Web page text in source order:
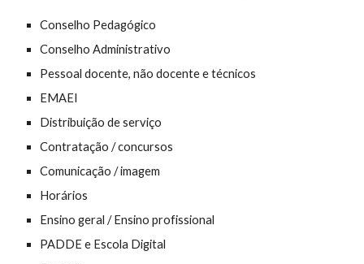
Conselho Pedagógico
Conselho Administrativo
Pessoal docente, não docente e técnicos
EMAEI
Distribuição de serviço
Contratação / concursos
Comunicação / imagem
Horários
Ensino geral / Ensino profissional
PADDE e Escola Digital